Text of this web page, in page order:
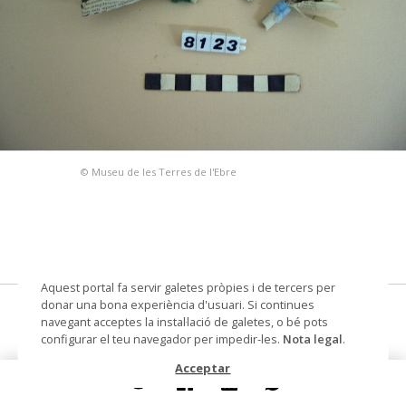
© Museu de les Terres de l'Ebre
flors de paper
flor feta a mà
Aquest portal fa servir galetes pròpies i de tercers per
donar una bona experiència d'usuari. Si continues
navegant acceptes la instal·lació de galetes, o bé pots
configurar el teu navegador per impedir-les. Nota legal.
Acceptar